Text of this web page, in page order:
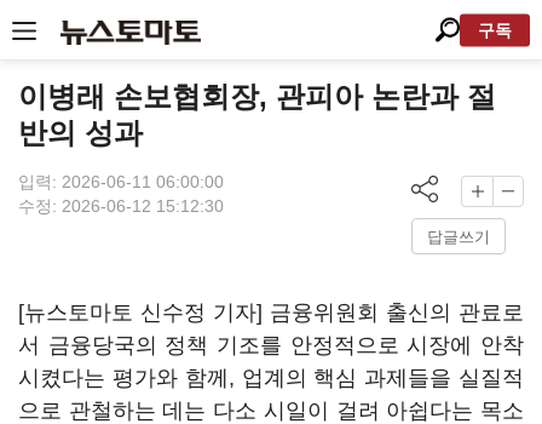
구독
이병래 손보협회장, 관피아 논란과 절
반의 성과
입력: 2026-06-11 06:00:00
수정: 2026-06-12 15:12:30
답글쓰기
[뉴스토마토 신수정 기자] 금융위원회 출신의 관료로
서 금융당국의 정책 기조를 안정적으로 시장에 안착
시켰다는 평가와 함께, 업계의 핵심 과제들을 실질적
으로 관철하는 데는 다소 시일이 걸려 아쉽다는 목소